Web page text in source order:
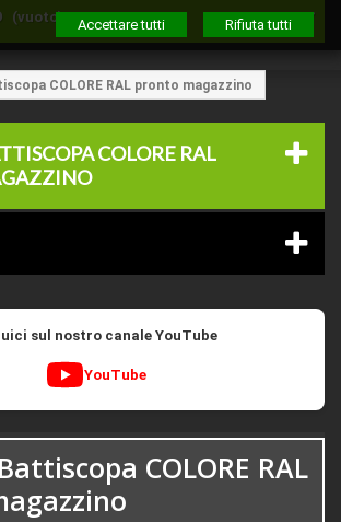
(vuoto)
COLORE RAL pronto magazzino
COLORE RAL
sul nostro canale YouTube
YouTube
COLORE RAL
Accettare tutti Rifiuta tutti